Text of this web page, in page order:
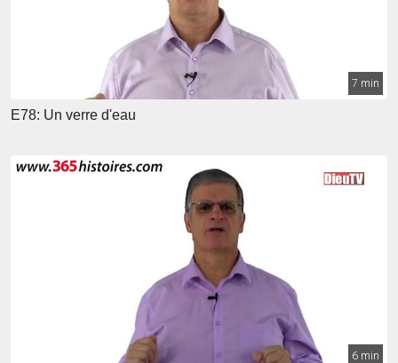
7 min
E78: Un verre d'eau
6 min